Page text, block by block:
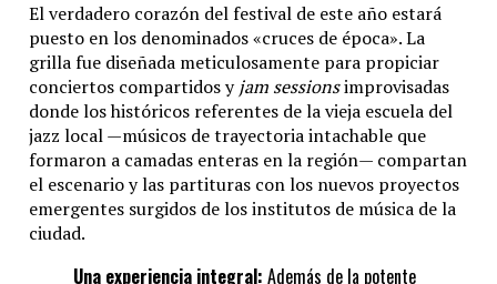
El verdadero corazón del festival de este año estará
puesto en los denominados «cruces de época». La
grilla fue diseñada meticulosamente para propiciar
conciertos compartidos yjam sessionsimprovisadas
donde los históricos referentes de la vieja escuela del
jazz local —músicos de trayectoria intachable que
formaron a camadas enteras en la región— compartan
el escenario y las partituras con los nuevos proyectos
emergentes surgidos de los institutos de música de la
ciudad.
Una experiencia integral: Además de la potente